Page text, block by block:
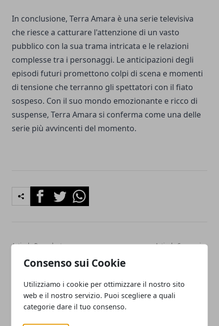
Consenso sui Cookie
Utilizziamo i cookie per ottimizzare il nostro sito
web e il nostro servizio. Puoi scegliere a quali
categorie dare il tuo consenso.
In conclusione, Terra Amara è una serie televisiva
che riesce a catturare l'attenzione di un vasto
pubblico con la sua trama intricata e le relazioni
complesse tra i personaggi. Le anticipazioni degli
episodi futuri promettono colpi di scena e momenti
di tensione che terranno gli spettatori con il fiato
sospeso. Con il suo mondo emozionante e ricco di
suspense, Terra Amara si conferma come una delle
serie più avvincenti del momento.
FacebookTwitterWhatsapp
Articolo Precedente
Anticipazioni Beautiful 15
Febbraio 2024: La
Articolo Successivo